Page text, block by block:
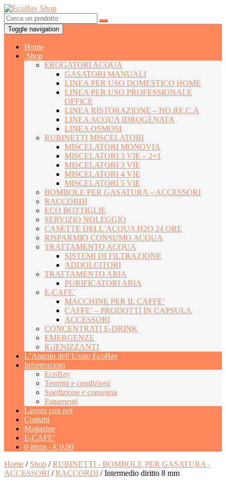
Toggle navigation
Home
Shop
EROGATORI ACQUA
GASATORI MANUALI
LINEA PER USO DOMESTICO HOME
LINEA PER USO PROFESSIONALE
OFFICE
LINEA RISTORAZIONE – HO.RE.C.A
LINEA ACQUA IDROGENATA
LINEA OSMOSI
RUBINETTI MISCELATORI
MISCELATORI MONOVIA
MISCELATORI 3 VIE – 2+1
MISCELATORI 3 VIE
MISCELATORI 4 VIE
MISCELATORI 5 VIE
BOMBOLE PER GASATURA – ACCESSORI
RACCORDI
ECO BOTTIGLIE
SERVIZIO NOLEGGIO
CASETTE DELL’ACQUA H2O 24 ORE
RISPARMIO CONSUMO ACQUA
TRATTAMENTO ACQUA
SISTEMI DI FILTRAZIONE
ADDOLCITORI
TRATTAMENTO ARIA
PURIFICATORI ARIA
E-CAFE’
MACCHINE PER IL CAFFE’
CAFFE’ – PRODOTTI IN CAPSULA
ACCESSORI
CONCENTRATI E-DRINK
EMERGENZE
IGIENIZZANTI
L’Angolo dell’Usato EcoBay
Informazioni
EcoBay
Termini e condizioni
Spedizione e consegna
Pagamenti
Lavora con noi
Contatti
Magazine
E-CAFE’
0 items - € 0,00
Home / Shop /RUBINETTI - BOMBOLE PER GASATURA -
ACCESSORI /RACCORDI / Intermedio diritto 8 mm